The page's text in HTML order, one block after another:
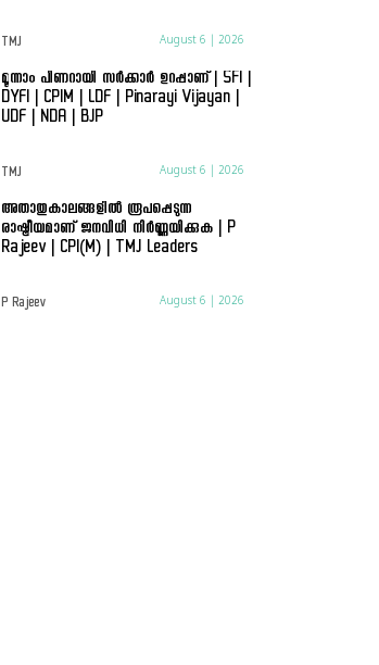
TMJ August 6 | 2026
മൂന്നാം പിണറായി സർക്കാർ ഉറപ്പാണ് | SFI |
DYFI | CPIM | LDF | Pinarayi Vijayan |
UDF | NDA | BJP
TMJ August 6 | 2026
അതാതുകാലങ്ങളിൽ രൂപപ്പെടുന്ന
രാഷ്ട്രീയമാണ് ജനവിധി നിർണ്ണയിക്കുക | P
Rajeev | CPI(M) | TMJ Leaders
P Rajeev August 6 | 2026